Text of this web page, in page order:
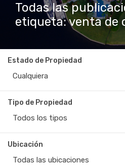
Todas las
etiqueta: venta de
Estado de Propiedad
Cualquiera
Tipo de Propiedad
Todos los tipos
Ubicación
Todas las ubicaciones